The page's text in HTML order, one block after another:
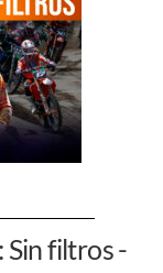
Sin filtros -